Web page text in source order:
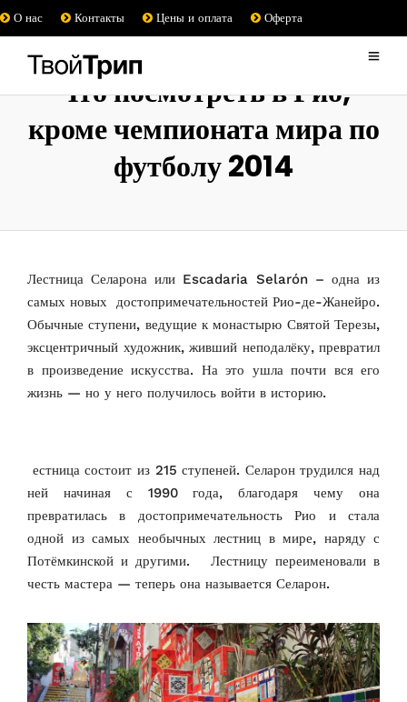
О нас Контакты Цены и оплата Оферта
Что посмотреть в Рио,
кроме чемпионата мира по
футболу 2014
Лестница Селарона или Escadaria Selarón – одна из
самых новых достопримечательностей Рио-де-Жанейро.
Обычные ступени, ведущие к монастырю Святой Терезы,
эксцентричный художник, живший неподалёку, превратил
в произведение искусства. На это ушла почти вся его
жизнь — но у него получилось войти в историю.
естница состоит из 215 ступеней. Селарон трудился над
ней начиная с 1990 года, благодаря чему она
превратилась в достопримечательность Рио и стала
одной из самых необычных лестниц в мире, наряду с
Потёмкинской и другими. Лестницу переименовали в
честь мастера — теперь она называется Селарон.